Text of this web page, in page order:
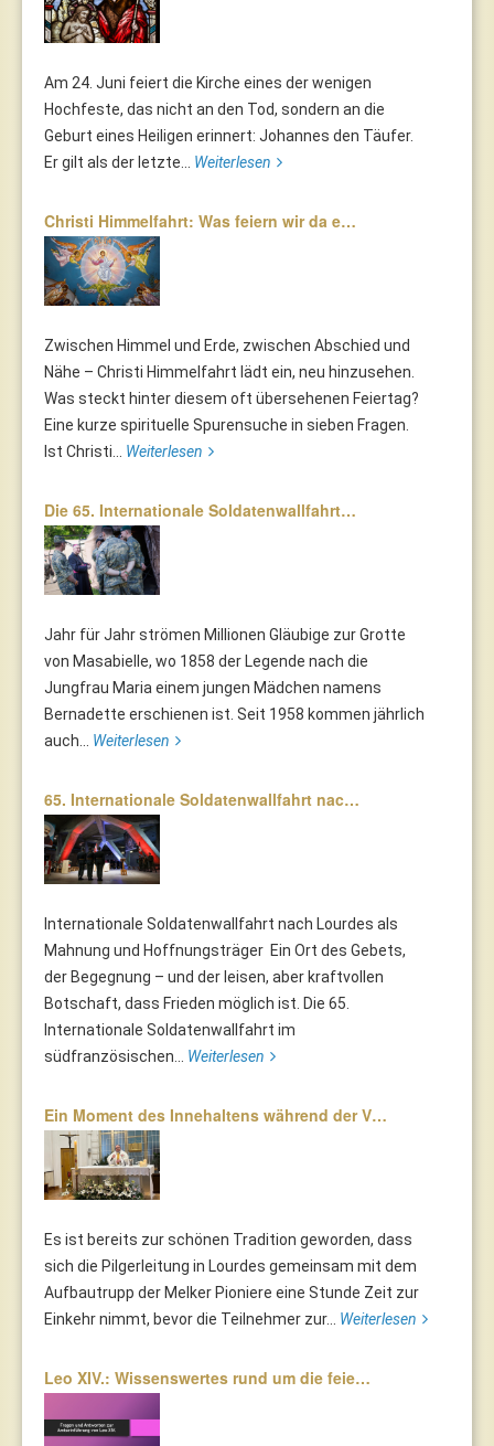
Am 24. Juni feiert die Kirche eines der wenigen
Hochfeste, das nicht an den Tod, sondern an die
Geburt eines Heiligen erinnert: Johannes den Täufer.
Er gilt als der letzte... Weiterlesen
Christi Himmelfahrt: Was feiern wir da e…
Zwischen Himmel und Erde, zwischen Abschied und
Nähe – Christi Himmelfahrt lädt ein, neu hinzusehen.
Was steckt hinter diesem oft übersehenen Feiertag?
Eine kurze spirituelle Spurensuche in sieben Fragen.
Ist Christi... Weiterlesen
Die 65. Internationale Soldatenwallfahrt…
Jahr für Jahr strömen Millionen Gläubige zur Grotte
von Masabielle, wo 1858 der Legende nach die
Jungfrau Maria einem jungen Mädchen namens
Bernadette erschienen ist. Seit 1958 kommen jährlich
auch... Weiterlesen
65. Internationale Soldatenwallfahrt nac…
Internationale Soldatenwallfahrt nach Lourdes als
Mahnung und Hoffnungsträger Ein Ort des Gebets,
der Begegnung – und der leisen, aber kraftvollen
Botschaft, dass Frieden möglich ist. Die 65.
Internationale Soldatenwallfahrt im
südfranzösischen... Weiterlesen
Ein Moment des Innehaltens während der V…
Es ist bereits zur schönen Tradition geworden, dass
sich die Pilgerleitung in Lourdes gemeinsam mit dem
Aufbautrupp der Melker Pioniere eine Stunde Zeit zur
Einkehr nimmt, bevor die Teilnehmer zur... Weiterlesen
Leo XIV.: Wissenswertes rund um die feie…